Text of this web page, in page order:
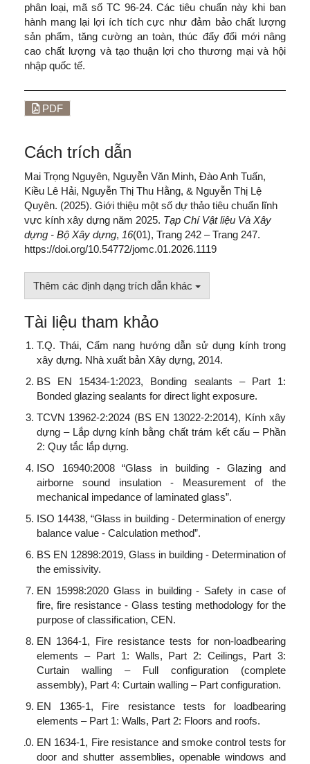
phân loại, mã số TC 96-24. Các tiêu chuẩn này khi ban
hành mang lại lợi ích tích cực như đảm bảo chất lượng
sản phẩm, tăng cường an toàn, thúc đẩy đổi mới nâng
cao chất lượng và tạo thuận lợi cho thương mại và hội
nhập quốc tế.
PDF
Cách trích dẫn
Mai Trọng Nguyên, Nguyễn Văn Minh, Đào Anh Tuấn,
Kiều Lê Hải, Nguyễn Thị Thu Hằng, & Nguyễn Thị Lệ
Quyên. (2025). Giới thiệu một số dự thảo tiêu chuẩn lĩnh
vực kính xây dựng năm 2025. Tạp Chí Vật liệu Và Xây
dựng - Bộ Xây dựng, 16(01), Trang 242 – Trang 247.
https://doi.org/10.54772/jomc.01.2026.1119
Thêm các định dạng trích dẫn khác
Tài liệu tham khảo
T.Q. Thái, Cẩm nang hướng dẫn sử dụng kính trong
xây dựng. Nhà xuất bản Xây dựng, 2014.
BS EN 15434-1:2023, Bonding sealants – Part 1:
Bonded glazing sealants for direct light exposure.
TCVN 13962-2:2024 (BS EN 13022-2:2014), Kính xây
dựng – Lắp dựng kính bằng chất trám kết cấu – Phần
2: Quy tắc lắp dựng.
ISO 16940:2008 “Glass in building - Glazing and
airborne sound insulation - Measurement of the
mechanical impedance of laminated glass”.
ISO 14438, “Glass in building - Determination of energy
balance value - Calculation method”.
BS EN 12898:2019, Glass in building - Determination of
the emissivity.
EN 15998:2020 Glass in building - Safety in case of
fire, fire resistance - Glass testing methodology for the
purpose of classification, CEN.
EN 1364-1, Fire resistance tests for non-loadbearing
elements – Part 1: Walls, Part 2: Ceilings, Part 3:
Curtain walling – Full configuration (complete
assembly), Part 4: Curtain walling – Part configuration.
EN 1365-1, Fire resistance tests for loadbearing
elements – Part 1: Walls, Part 2: Floors and roofs.
EN 1634-1, Fire resistance and smoke control tests for
door and shutter assemblies, openable windows and